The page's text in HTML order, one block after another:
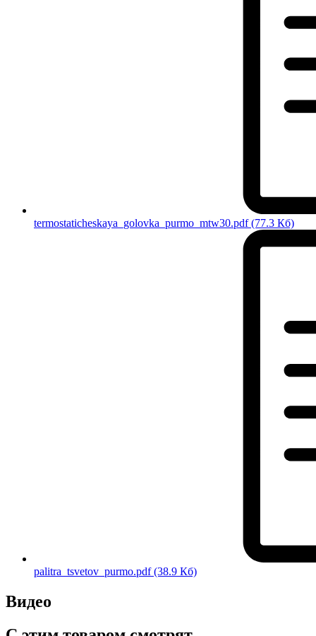
termostaticheskaya_golovka_purmo_mtw30.pdf(77.3 Кб)
palitra_tsvetov_purmo.pdf(38.9 Кб)
Видео